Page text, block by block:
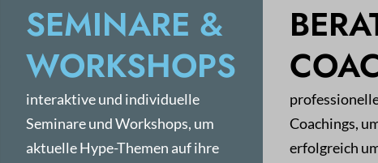
SEMINARE &
WORKSHOPS
interaktive und individuelle
Seminare und Workshops, um
aktuelle Hype-Themen auf ihre
Coachings,
erfolgreich